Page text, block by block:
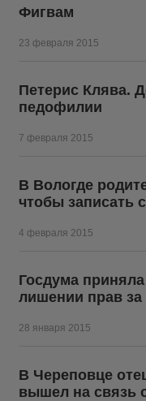
Фигвам
23 февраля 2015
Петерис Клява.
педофилии
7 февраля 2015
В Вологде
чтобы записать
4 февраля 2015
Госдума
лишении прав за
28 января 2015
В Череповце
вышел на связь